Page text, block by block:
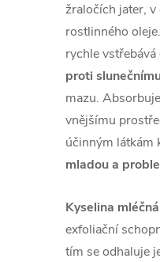
žraločích jater,
rostlinného
rychle
proti
mazu.
vnějšímu
účinným látkám
mladou a
Kyselina mléčná
exfoliační
tím se odhaluje